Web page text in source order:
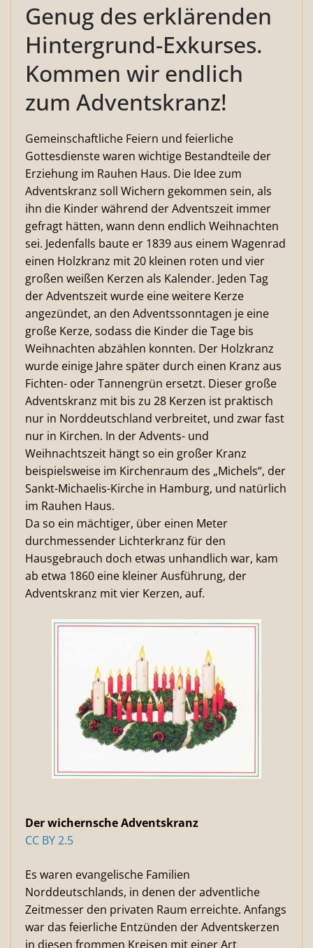
Genug des erklärenden
Hintergrund-Exkurses.
Kommen wir endlich
zum Adventskranz!
Gemeinschaftliche Feiern und feierliche
Gottesdienste waren wichtige Bestandteile der
Erziehung im Rauhen Haus. Die Idee zum
Adventskranz soll Wichern gekommen sein, als
ihn die Kinder während der Adventszeit immer
gefragt hätten, wann denn endlich Weihnachten
sei. Jedenfalls baute er 1839 aus einem Wagenrad
einen Holzkranz mit 20 kleinen roten und vier
großen weißen Kerzen als Kalender. Jeden Tag
der Adventszeit wurde eine weitere Kerze
angezündet, an den Adventssonntagen je eine
große Kerze, sodass die Kinder die Tage bis
Weihnachten abzählen konnten. Der Holzkranz
wurde einige Jahre später durch einen Kranz aus
Fichten- oder Tannengrün ersetzt. Dieser große
Adventskranz mit bis zu 28 Kerzen ist praktisch
nur in Norddeutschland verbreitet, und zwar fast
nur in Kirchen. In der Advents- und
Weihnachtszeit hängt so ein großer Kranz
beispielsweise im Kirchenraum des „Michels“, der
Sankt-Michaelis-Kirche in Hamburg, und natürlich
im Rauhen Haus.
Da so ein mächtiger, über einen Meter
durchmessender Lichterkranz für den
Hausgebrauch doch etwas unhandlich war, kam
ab etwa 1860 eine kleiner Ausführung, der
Adventskranz mit vier Kerzen, auf.
Der wichernsche Adventskranz
CC BY 2.5
Es waren evangelische Familien
Norddeutschlands, in denen der adventliche
Zeitmesser den privaten Raum erreichte. Anfangs
war das feierliche Entzünden der Adventskerzen
in diesen frommen Kreisen mit einer Art